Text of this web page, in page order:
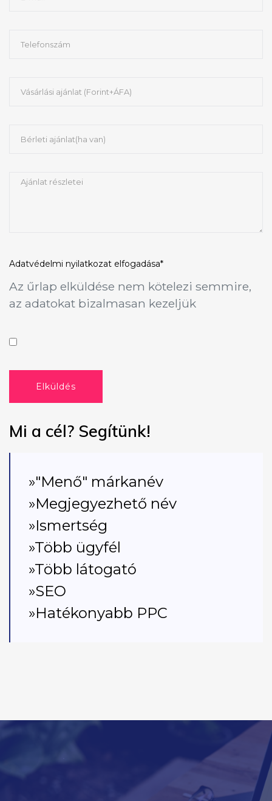
Adatvédelmi nyilatkozat elfogadása*
Az űrlap elküldése nem kötelezi semmire,
az adatokat bizalmasan kezeljük
Elküldés
Mi a cél? Segítünk!
»"Menő" márkanév
»Megjegyezhető név
»Ismertség
»Több ügyfél
»Több látogató
»SEO
»Hatékonyabb PPC